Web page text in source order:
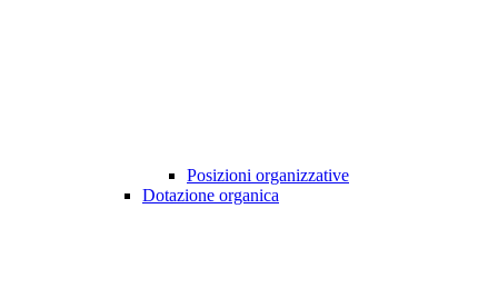
Posizioni organizzative
Dotazione organica